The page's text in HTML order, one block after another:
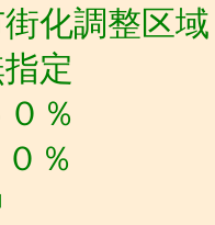
化調整区域
定
％
％